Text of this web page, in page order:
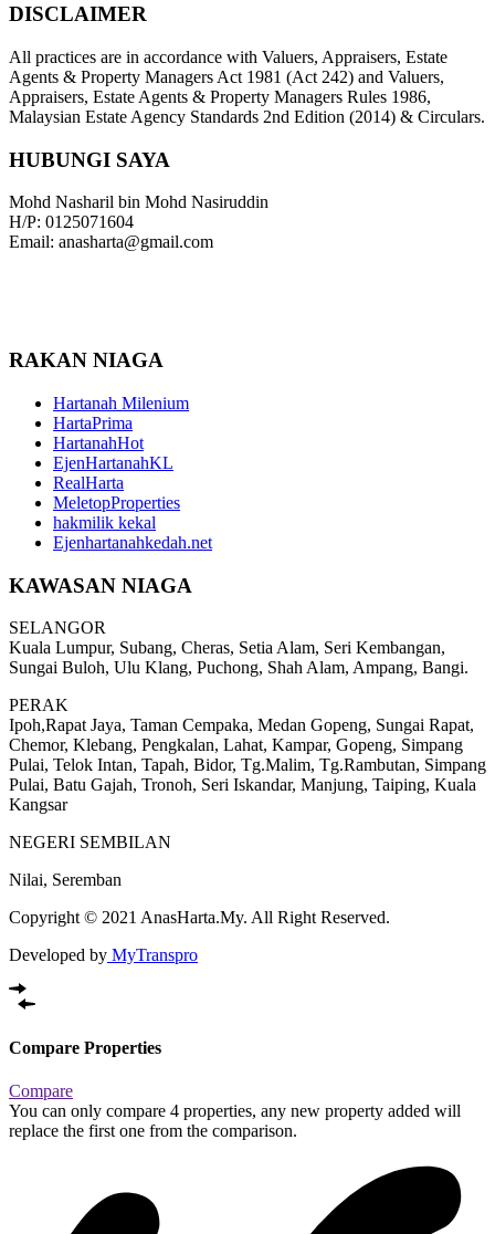
DISCLAIMER
All practices are in accordance with Valuers, Appraisers, Estate
Agents & Property Managers Act 1981 (Act 242) and Valuers,
Appraisers, Estate Agents & Property Managers Rules 1986,
Malaysian Estate Agency Standards 2nd Edition (2014) & Circulars.
HUBUNGI SAYA
Mohd Nasharil bin Mohd Nasiruddin
H/P: 0125071604
Email: anasharta@gmail.com
RAKAN NIAGA
Hartanah Milenium
HartaPrima
HartanahHot
EjenHartanahKL
RealHarta
MeletopProperties
hakmilik kekal
Ejenhartanahkedah.net
KAWASAN NIAGA
SELANGOR
Kuala Lumpur, Subang, Cheras, Setia Alam, Seri Kembangan,
Sungai Buloh, Ulu Klang, Puchong, Shah Alam, Ampang, Bangi.
PERAK
Ipoh,Rapat Jaya, Taman Cempaka, Medan Gopeng, Sungai Rapat,
Chemor, Klebang, Pengkalan, Lahat, Kampar, Gopeng, Simpang
Pulai, Telok Intan, Tapah, Bidor, Tg.Malim, Tg.Rambutan, Simpang
Pulai, Batu Gajah, Tronoh, Seri Iskandar, Manjung, Taiping, Kuala
Kangsar
NEGERI SEMBILAN
Nilai, Seremban
Copyright © 2021 AnasHarta.My. All Right Reserved.
Developed by MyTranspro
Compare Properties
Compare
You can only compare 4 properties, any new property added will
replace the first one from the comparison.